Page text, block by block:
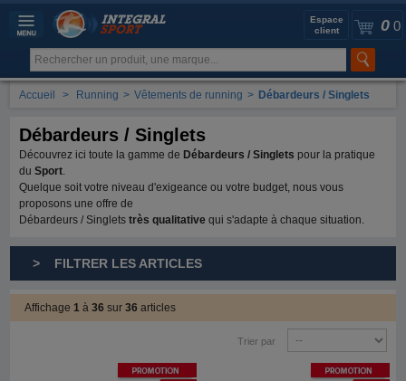
0 0
Espace
client
Accueil > Running > Vêtements de running > Débardeurs / Singlets
Débardeurs / Singlets
Découvrez ici toute la gamme de Débardeurs / Singlets pour la pratique
duSport.
Quelque soit votre niveau d'exigeance ou votre budget, nous vous
proposons une offre de
Débardeurs / Singletstrès qualitative qui s'adapte à chaque situation.
> FILTRER LES ARTICLES
Affichage1à36sur36articles
Trier par
Promotion Promotion